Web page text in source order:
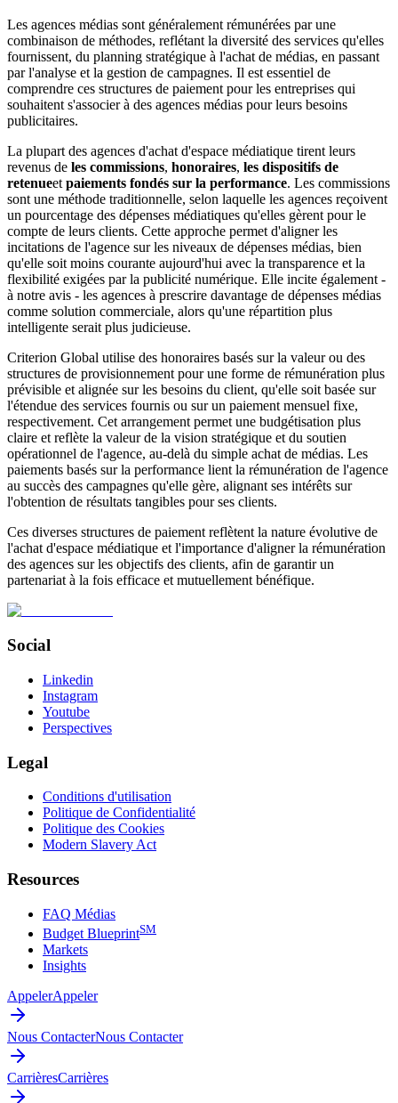
Les agences médias sont généralement rémunérées par une
combinaison de méthodes, reflétant la diversité des services qu'elles
fournissent, du planning stratégique à l'achat de médias, en passant
par l'analyse et la gestion de campagnes. Il est essentiel de
comprendre ces structures de paiement pour les entreprises qui
souhaitent s'associer à des agences médias pour leurs besoins
publicitaires.
La plupart des agences d'achat d'espace médiatique tirent leurs
revenus de les commissions, honoraires, les dispositifs de
retenueetpaiements fondés sur la performance. Les commissions
sont une méthode traditionnelle, selon laquelle les agences reçoivent
un pourcentage des dépenses médiatiques qu'elles gèrent pour le
compte de leurs clients. Cette approche permet d'aligner les
incitations de l'agence sur les niveaux de dépenses médias, bien
qu'elle soit moins courante aujourd'hui avec la transparence et la
flexibilité exigées par la publicité numérique. Elle incite également -
à notre avis - les agences à prescrire davantage de dépenses médias
comme solution commerciale, alors qu'une répartition plus
intelligente serait plus judicieuse.
Criterion Global utilise des honoraires basés sur la valeur ou des
structures de provisionnement pour une forme de rémunération plus
prévisible et alignée sur les besoins du client, qu'elle soit basée sur
l'étendue des services fournis ou sur un paiement mensuel fixe,
respectivement. Cet arrangement permet une budgétisation plus
claire et reflète la valeur de la vision stratégique et du soutien
opérationnel de l'agence, au-delà du simple achat de médias. Les
paiements basés sur la performance lient la rémunération de l'agence
au succès des campagnes qu'elle gère, alignant ses intérêts sur
l'obtention de résultats tangibles pour ses clients.
Ces diverses structures de paiement reflètent la nature évolutive de
l'achat d'espace médiatique et l'importance d'aligner la rémunération
des agences sur les objectifs des clients, afin de garantir un
partenariat à la fois efficace et mutuellement bénéfique.
Social
Linkedin
Instagram
Youtube
Perspectives
Legal
Conditions d'utilisation
Politique de Confidentialité
Politique des Cookies
Modern Slavery Act
Resources
FAQ Médias
Budget BlueprintSM
Markets
Insights
AppelerAppeler
Nous ContacterNous Contacter
CarrièresCarrières